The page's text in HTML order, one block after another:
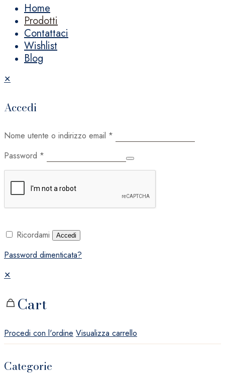
Home
Prodotti
Contattaci
Wishlist
Blog
✕
Accedi
Nome utente o indirizzo email *
Password *
Ricordami Accedi
Password dimenticata?
✕
Cart
Procedi con l'ordine Visualizza carrello
Categorie